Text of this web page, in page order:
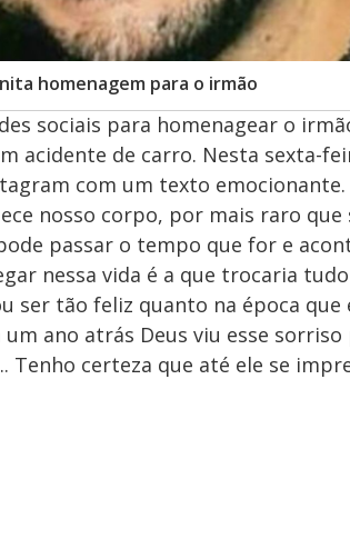
homenagem para o irmão
sociais para homenagear o
acidente de carro. Nesta sexta-
com um texto emocionante.
nosso corpo, por mais raro que
passar o tempo que for e
nessa vida é a que trocaria
ser tão feliz quanto na época
ano atrás Deus viu esse
Tenho certeza que até ele se